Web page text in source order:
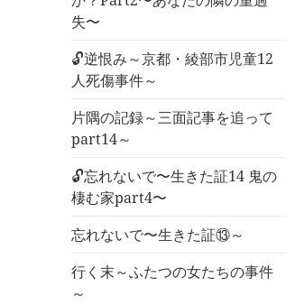
失〜
🔓逆恨み～京都・綾部市児童12
人死傷事件～
片隅の記録～三面記事を追って
part14～
🔓忘れないで〜生きた証14 鬼の
棲む家part4〜
忘れないで〜生きた証⑬～
行く末～ふたつの女たちの事件
～